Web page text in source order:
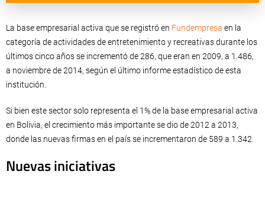
La base empresarial activa que se registró en Fundempresa en la
categoría de actividades de entretenimiento y recreativas durante los
últimos cinco años se incrementó de 286, que eran en 2009, a 1.486,
a noviembre de 2014, según el último informe estadístico de esta
institución.
Si bien este sector solo representa el 1% de la base empresarial activa
en Bolivia, el crecimiento más importante se dio de 2012 a 2013,
donde las nuevas firmas en el país se incrementaron de 589 a 1.342.
Nuevas iniciativas